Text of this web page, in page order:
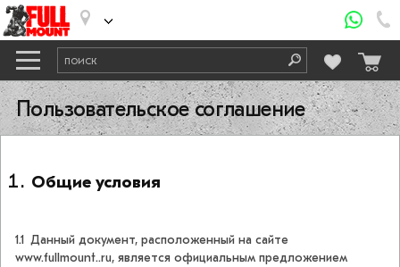
Пользовательское соглашение
Общие условия
1.1 Данный документ, расположенный на сайте
www.fullmount..ru, является официальным предложением